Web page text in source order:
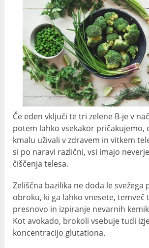
Če eden vključi te tri zelene B-je v
potem lahko vsekakor pričakujemo,
kmalu uživali v zdravem in vitkem
si po naravi različni, vsi imajo
čiščenja telesa.
Zeliščna bazilika ne doda le svežega
obroku, ki ga lahko vnesete, temveč
presnovo in izpiranje nevarnih
Kot avokado, brokoli vsebuje tudi
koncentracijo glutationa.